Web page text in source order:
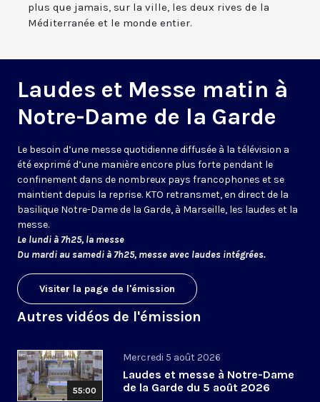
plus que jamais, sur la ville, les deux rives de la
Méditerranée et le monde entier.
Laudes et Messe matin à
Notre-Dame de la Garde
Le besoin d’une messe quotidienne diffusée à la télévision a
été exprimé d’une manière encore plus forte pendant le
confinement dans de nombreux pays francophones et se
maintient depuis la reprise. KTO retransmet, en direct de la
basilique Notre-Dame de la Garde, à Marseille, les laudes et la
messe.
Le lundi à 7h25, la messe
Du mardi au samedi à 7h25, messe avec laudes intégrées.
Visiter la page de l'émission
Autres vidéos de l'émission
55:00
Mercredi 5 août 2026
Laudes et messe à Notre-Dame
de la Garde du 5 août 2026